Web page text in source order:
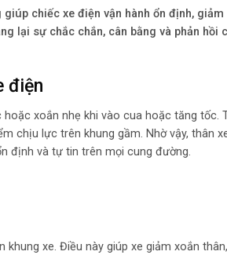
chiếc xe điện vận hành ổn định,
lại sự chắc chắn, cân bằng và phản hồi
điện
xoắn nhẹ khi vào cua hoặc tăng tốc.
chịu lực trên khung gầm. Nhờ vậy, thân
định và tự tin trên mọi cung đường.
xe. Điều này giúp xe giảm xoắn